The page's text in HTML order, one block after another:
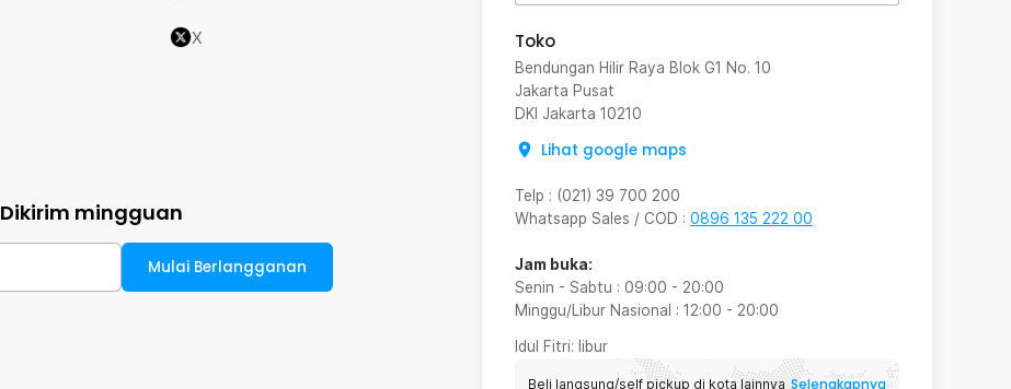
Toko
Bendungan Hilir Raya Blok G1 No. 10
Jakarta Pusat
DKI Jakarta 10210
Lihat google maps
Telp : (021) 39 700 200
Whatsapp Sales / COD : 0896 135 222 00
Jam buka:
Senin - Sabtu : 09:00 - 20:00
Minggu/Libur Nasional : 12:00 - 20:00
Idul Fitri: libur
Beli langsung/self pickup di kota lainnya Selengkapnya
X
Dikirim mingguan
Mulai Berlangganan